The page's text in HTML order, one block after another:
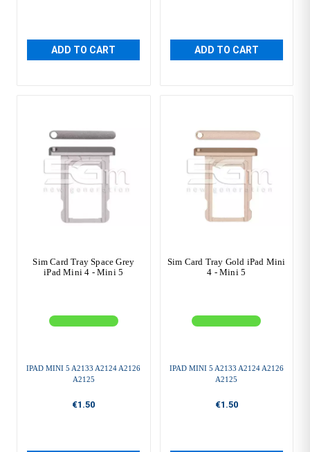
ADD TO CART ADD TO CART
Sim Card Tray Space Grey
iPad Mini 4 - Mini 5
IPAD MINI 5 A2133 A2124 A2126
A2125
€1.50
Sim Card Tray Gold iPad Mini
4 - Mini 5
IPAD MINI 5 A2133 A2124 A2126
A2125
€1.50